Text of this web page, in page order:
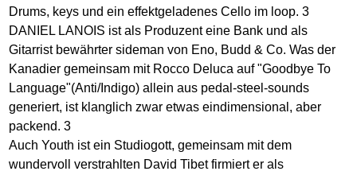
Drums, keys und ein effektgeladenes Cello im loop. 3
DANIEL LANOIS ist als Produzent eine Bank und als
Gitarrist bewährter sideman von Eno, Budd & Co. Was der
Kanadier gemeinsam mit Rocco Deluca auf "Goodbye To
Language"(Anti/Indigo) allein aus pedal-steel-sounds
generiert, ist klanglich zwar etwas eindimensional, aber
packend. 3
Auch Youth ist ein Studiogott, gemeinsam mit dem
wundervoll verstrahlten David Tibet firmiert er als